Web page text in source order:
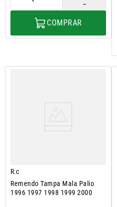
－
COMPRAR
R.c
Remendo Tampa Mala Palio
1996 1997 1998 1999 2000